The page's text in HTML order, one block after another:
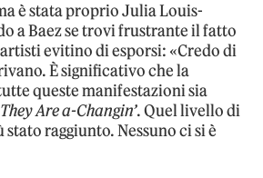
è stata proprio Julia Louis-
a Baez se trovi frustrante il fatto
evitino di esporsi: «Credo di
È significativo che la
queste manifestazioni sia
Are a-Changin’. Quel livello di
raggiunto. Nessuno ci si è